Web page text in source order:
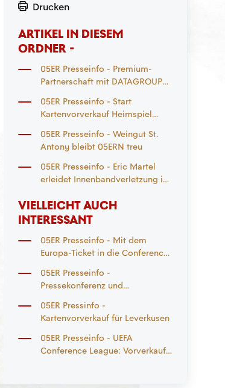
Drucken
ARTIKEL IN DIESEM
ORDNER -
05ER Presseinfo - Premium-
Partnerschaft mit DATAGROUP
05ER Presseinfo - Start
Kartenvorverkauf Heimspiel
Auswärtsspiel
Mönchengladbach
05ER Presseinfo - Weingut St.
Antony bleibt 05ERN treu
05ER Presseinfo - Eric Martel
erleidet Innenbandverletzung im
VIELLEICHT AUCH
INTERESSANT
05ER Presseinfo - Mit dem
Europa-Ticket in die Conference
05ER Presseinfo -
Pressekonferenz und
05ER Pressinfo -
Kartenvorverkauf für Leverkusen
05ER Presseinfo - UEFA
Conference League: Vorverkauf